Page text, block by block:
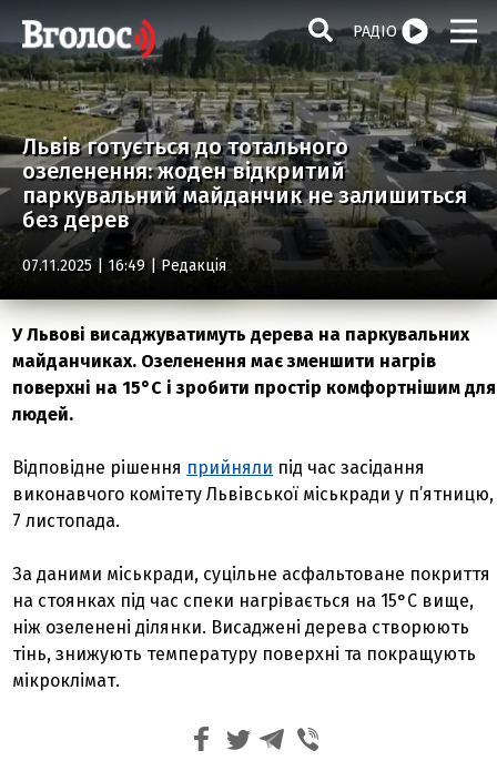
РАДІО
Львів готується до тотального
озеленення: жоден відкритий
паркувальний майданчик не залишиться
без дерев
07.11.2025 | 16:49 |Редакція
У Львові висаджуватимуть дерева на паркувальних
майданчиках. Озеленення має зменшити нагрів
поверхні на 15°C і зробити простір комфортнішим для
людей.
Відповідне рішення прийняли під час засідання
виконавчого комітету Львівської міськради у п’ятницю,
7 листопада.
За даними міськради, суцільне асфальтоване покриття
на стоянках під час спеки нагрівається на 15°C вище,
ніж озеленені ділянки. Висаджені дерева створюють
тінь, знижують температуру поверхні та покращують
мікроклімат.